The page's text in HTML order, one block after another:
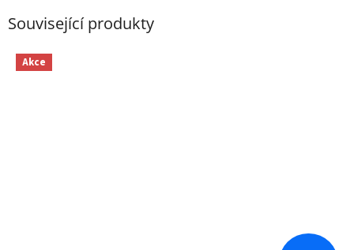
Související produkty
Akce